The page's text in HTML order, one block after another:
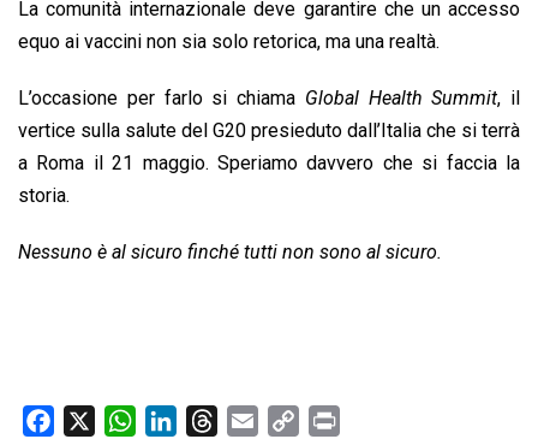
La comunità internazionale deve garantire che un accesso
equo ai vaccini non sia solo retorica, ma una realtà.
L’occasione per farlo si chiama Global Health Summit, il
vertice sulla salute del G20 presieduto dall’Italia che si terrà
a Roma il 21 maggio. Speriamo davvero che si faccia la
storia.
Nessuno è al sicuro finché tutti non sono al sicuro.
W